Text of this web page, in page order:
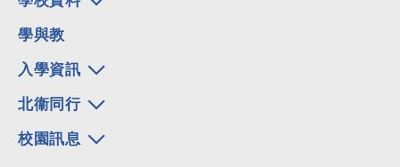
學與教
入學資訊
北衞同行
校園訊息